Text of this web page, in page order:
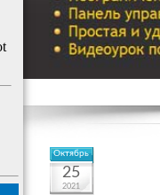
Октябрь
25
2021